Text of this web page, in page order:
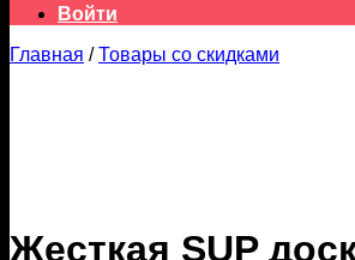
Войти
Главная / Товары со скидками
Жесткая SUP